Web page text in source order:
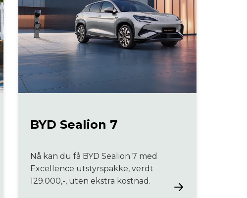
BYD Sealion 7
Nå kan du få BYD Sealion 7 med
Excellence utstyrspakke, verdt
129.000,-, uten ekstra kostnad.